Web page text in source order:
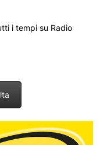
i tempi su Radio